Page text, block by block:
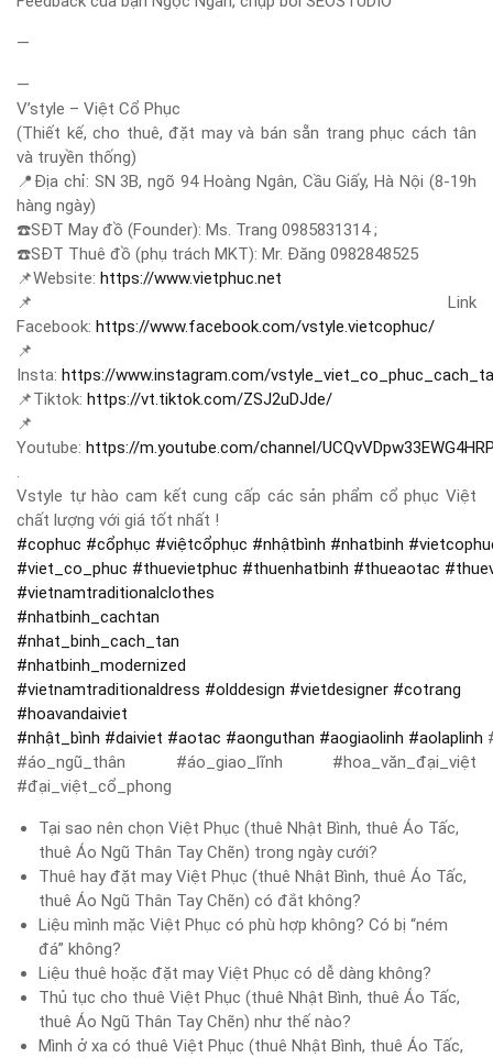
—
—
V’style – Việt Cổ Phục
(Thiết kế, cho thuê, đặt may và bán sẵn trang phục cách tân
và truyền thống)
📍 Địa chỉ: SN 3B, ngõ 94 Hoàng Ngân, Cầu Giấy, Hà Nội (8-19h
hàng ngày)
☎️SĐT May đồ (Founder): Ms. Trang 0985831314 ;
☎️SĐT Thuê đồ (phụ trách MKT): Mr. Đăng 0982848525
📌Website: https://www.vietphuc.net
📌 Link
Facebook: https://www.facebook.com/vstyle.vietcophuc/
📌
Insta: https://www.instagram.com/
📌Tiktok: https://vt.tiktok.com/ZSJ2uDJde/
📌
Youtube: https://m.youtube.com/channel/
.
Vstyle tự hào cam kết cung cấp các sản phẩm cổ phục Việt
chất lượng với giá tốt nhất !
#cophuc #cổphục #việtcổphục #nhậtbình #nhatbinh #
#viet_co_phuc #thuevietphuc #thuenhatbinh #thueaotac #
#vietnamtraditionalclothes
#nhatbinh_cachtan
#nhat_binh_cach_tan
#nhatbinh_modernized
#vietnamtraditionaldress #olddesign #vietdesigner #cotrang
#hoavandaiviet
#nhật_bình #daiviet #aotac #aonguthan #aogiaolinh #aolaplinh
#áo_ngũ_thân #áo_giao_lĩnh #hoa_văn_đại_việt
#đại_việt_cổ_phong
Tại sao nên chọn Việt Phục (thuê Nhật Bình, thuê Áo Tấc,
thuê Áo Ngũ Thân Tay Chẽn) trong ngày cưới?
Thuê hay đặt may Việt Phục (thuê Nhật Bình, thuê Áo Tấc,
thuê Áo Ngũ Thân Tay Chẽn) có đắt không?
Liệu mình mặc Việt Phục có phù hợp không? Có bị “ném
đá” không?
Liệu thuê hoặc đặt may Việt Phục có dễ dàng không?
Thủ tục cho thuê Việt Phục (thuê Nhật Bình, thuê Áo Tấc,
thuê Áo Ngũ Thân Tay Chẽn) như thế nào?
Mình ở xa có thuê Việt Phục (thuê Nhật Bình, thuê Áo Tấc,